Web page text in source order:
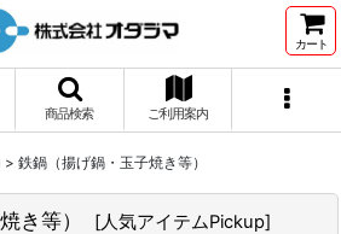
カート
商品検索 ご利用案内
> 鉄鍋（揚げ鍋・玉子焼き等）
き等） [人気アイテムPickup]